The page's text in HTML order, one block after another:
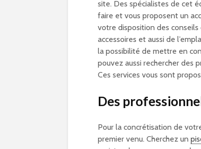
site. Des spécialistes de cet
faire et vous proposent un
votre disposition des conseils
accessoires et aussi de
la possibilité de mettre en
pouvez aussi rechercher des
Ces services vous sont
Des
Pour la concrétisation de
premier venu. Cherchez un